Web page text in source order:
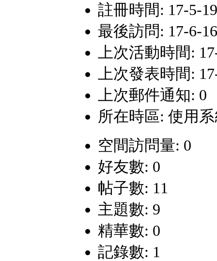
註冊時間: 17-5-
最後訪問: 17-6-
上次活動時間:
上次發表時間:
上次郵件通知: 0
所在時區: 使用
空間訪問量: 0
好友數: 0
帖子數: 11
主題數: 9
精華數: 0
記錄數: 1